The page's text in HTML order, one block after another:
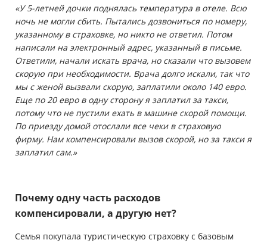
«У 5-летней дочки поднялась температура в отеле. Всю
ночь не могли сбить. Пытались дозвониться по номеру,
указанному в страховке, но никто не ответил. Потом
написали на электронный адрес, указанный в письме.
Ответили, начали искать врача, но сказали что вызовем
скорую при необходимости. Врача долго искали, так что
мы с женой вызвали скорую, заплатили около 140 евро.
Еще по 20 евро в одну сторону я заплатил за такси,
потому что не пустили ехать в машине скорой помощи.
По приезду домой отослали все чеки в страховую
фирму. Нам компенсировали вызов скорой, но за такси я
заплатил сам.»
Почему одну часть расходов
компенсировали, а другую нет?
Семья покупала туристическую страховку с базовым